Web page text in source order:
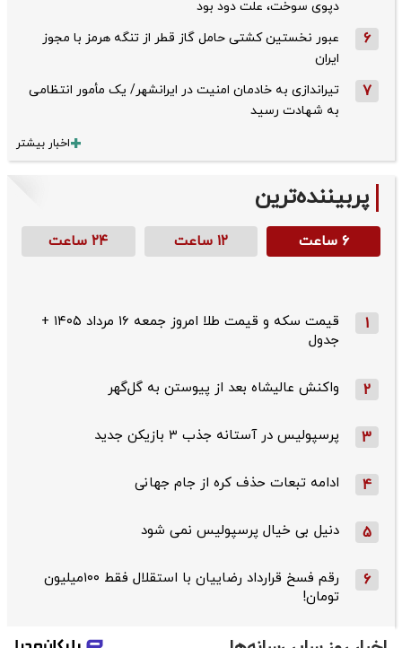
دپوی سوخت، علت دود بود
6
عبور نخستین کشتی حامل گاز قطر از تنگه هرمز با مجوز
ایران
7
تیراندازی به خادمان امنیت در ایرانشهر/ یک مأمور انتظامی
به شهادت رسید
اخبار بیشتر
پربیننده‌ترین
۶ ساعت ۱۲ ساعت ۲۴ ساعت
1
قیمت سکه و قیمت طلا امروز جمعه ۱۶ مرداد ۱۴۰۵ +
جدول
2 واکنش عالیشاه بعد از پیوستن به گل‌گهر
3 پرسپولیس در آستانه جذب ۳ بازیکن جدید
4 ادامه تبعات حذف کره از جام جهانی
5 دنیل بی خیال پرسپولیس نمی شود
6
رقم فسخ قرارداد رضاییان با استقلال فقط ۱۰۰میلیون
تومان!